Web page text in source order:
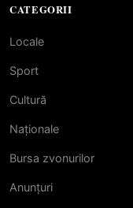
CATEGORII
Locale
Sport
Cultură
Naționale
Bursa zvonurilor
Anunțuri